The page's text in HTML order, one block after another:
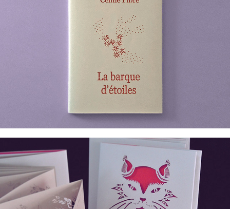
LA BARQUE D'ÉTOILES POÉSIE